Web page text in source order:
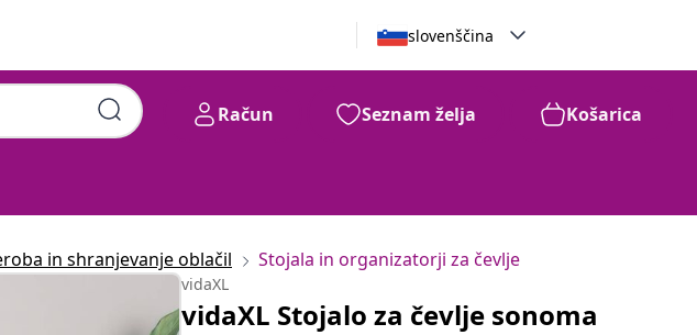
slovenščina
Račun Seznam želja Košarica
in shranjevanje oblačil Stojala in organizatorji za čevlje
vidaXL
vidaXL Stojalo za čevlje sonoma